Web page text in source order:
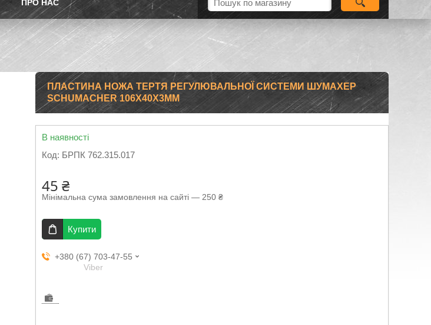
ПРО НАС
ПЛАСТИНА НОЖА ТЕРТЯ РЕГУЛЮВАЛЬНОЇ СИСТЕМИ ШУМАХЕР
SCHUMACHER 106Х40Х3ММ
В наявності
Код: БРПК 762.315.017
45 ₴
Мінімальна сума замовлення на сайті — 250 ₴
Купити
+380 (67) 703-47-55
Viber